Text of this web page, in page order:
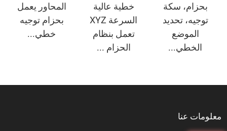
بحزام، سكة
توجيه، تحديد
الموضع
الخطي...
خطية عالية
السرعة XYZ
تعمل بنظام
الحزام ...
المحاور يعمل
بحزام توجيه
خطي...
معلومات عنا